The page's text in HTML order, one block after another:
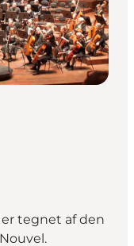
tegnet af den